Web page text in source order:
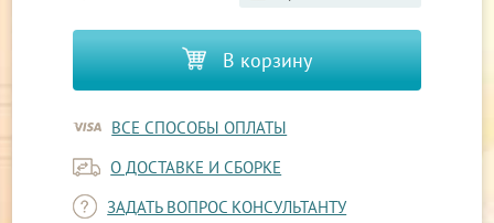
В корзину
ВСЕ СПОСОБЫ ОПЛАТЫ
О ДОСТАВКЕ И СБОРКЕ
ЗАДАТЬ ВОПРОС КОНСУЛЬТАНТУ